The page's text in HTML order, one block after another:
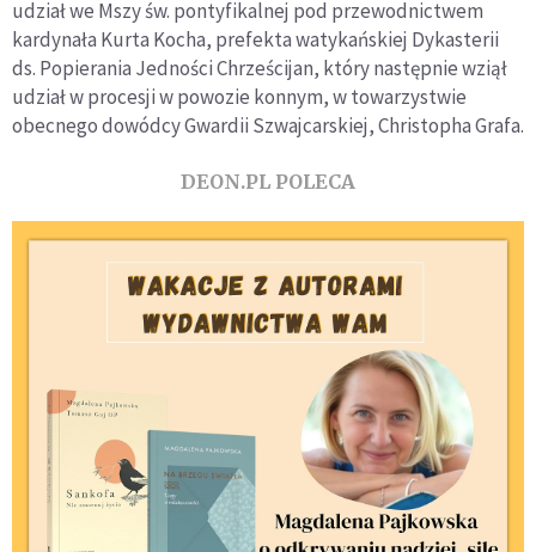
udział we Mszy św. pontyfikalnej pod przewodnictwem
kardynała Kurta Kocha, prefekta watykańskiej Dykasterii
ds. Popierania Jedności Chrześcijan, który następnie wziął
udział w procesji w powozie konnym, w towarzystwie
obecnego dowódcy Gwardii Szwajcarskiej, Christopha Grafa.
DEON.PL POLECA